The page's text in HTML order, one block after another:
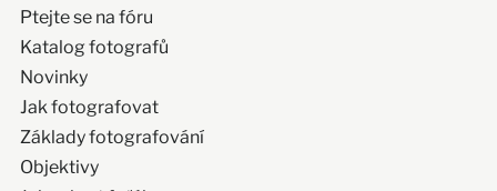
Ptejte se na fóru
Katalog fotografů
Novinky
Jak fotografovat
Základy fotografování
Objektivy